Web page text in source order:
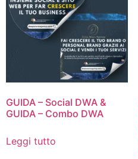
GUIDA – Social DWA &
GUIDA – Combo DWA
Leggi tutto